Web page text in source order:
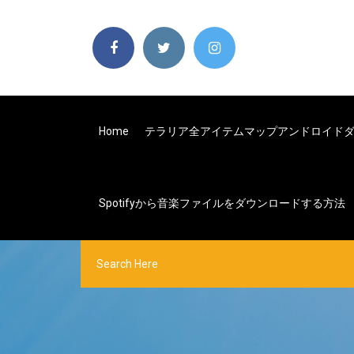
Home テラリア全アイテムマップアンドロイド
Spotifyから音楽ファイルをダウンロードする方法